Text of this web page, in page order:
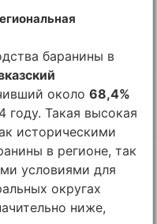
баранины в
около68,4%
году. Такая высокая
историческими
в регионе, так
условиями для
округах
ниже,